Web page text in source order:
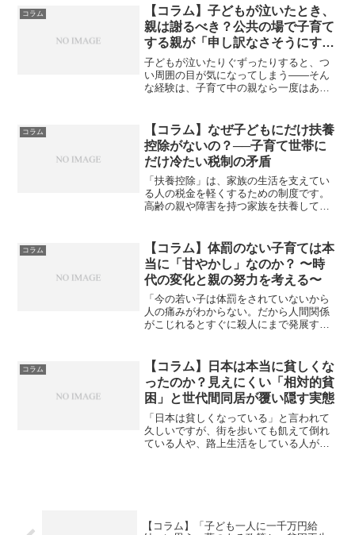
やトイレなど、私が一緒にいるときと同
じように子どもたちのお世...
コラム
【コラム】子どもが泣いたとき、
親は謝るべき？公共の場で子育て
する親が「申し訳なさそうにすべ
き」という空気への違和感
子どもが泣いたりぐずったりすると、つ
い周囲の目が気になってしまう――そん
な経験は、子育て中の親なら一度はある
と腹が立つ」「あやしていない親を見る
と不快だ」という声もあり...
コラム
【コラム】なぜ子どもにだけ扶養
控除がないの？──子育て世帯に
だけ冷たい税制の矛盾
「扶養控除」は、家族の生活を支えてい
る人の税金を軽くするための制度です。
高齢の親や障害を持つ家族を扶養してい
――私たちが日々育てている「子ども」
には、この控除が基本的にあり...
コラム
【コラム】体罰のない子育ては本
当に「甘やかし」なのか？ 〜時
代の変化と親の努力を考える〜
「今の若い子は体罰をされていないから
人の痛みがわからない。だから人間関係
がこじれるとすぐに殺人にまで発展す
こえるこの主張。しかし、現代の子育て
の実情や、最新の発達科学に...
コラム
【コラム】日本は本当に貧しくな
ったのか？見えにくい「相対的貧
困」と世代間同居が覆い隠す実態
「日本は貧しくなっている」と言われて
久しいですが、街を歩いても飢えて倒れ
ている人や、路上生活をしている人があ
【コラム】「子ども一人に一千万円給